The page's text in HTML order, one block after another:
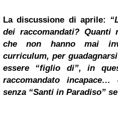
La discussione di aprile:
dei raccomandati? Quanti
che non hanno mai
curriculum, per
essere “figlio di”, in
raccomandato
senza “Santi in Paradiso”